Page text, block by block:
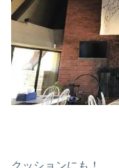
クッションにも！